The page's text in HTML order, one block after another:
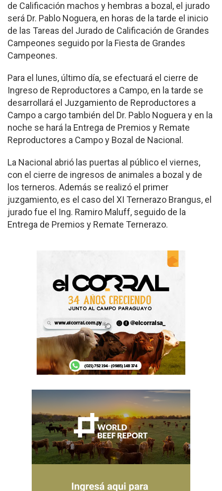
de Calificación machos y hembras a bozal, el jurado
será Dr. Pablo Noguera, en horas de la tarde el inicio
de las Tareas del Jurado de Calificación de Grandes
Campeones seguido por la Fiesta de Grandes
Campeones.
Para el lunes, último día, se efectuará el cierre de
Ingreso de Reproductores a Campo, en la tarde se
desarrollará el Juzgamiento de Reproductores a
Campo a cargo también del Dr. Pablo Noguera y en la
noche se hará la Entrega de Premios y Remate
Reproductores a Campo y Bozal de Nacional.
La Nacional abrió las puertas al público el viernes,
con el cierre de ingresos de animales a bozal y de
los terneros. Además se realizó el primer
juzgamiento, es el caso del XI Ternerazo Brangus, el
jurado fue el Ing. Ramiro Maluff, seguido de la
Entrega de Premios y Remate Ternerazo.